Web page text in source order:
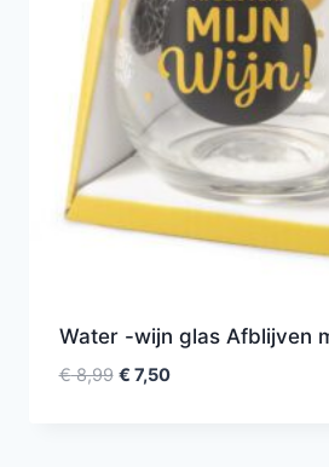
Water -wijn glas Afblijven
€8,99 € 7,50